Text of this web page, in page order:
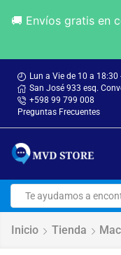
Lun a Vie de 10 a 18:30
San José 933 esq.
+598 99 799 008
Preguntas Frecuentes
Inicio Tienda
🚚 Envíos gratis en